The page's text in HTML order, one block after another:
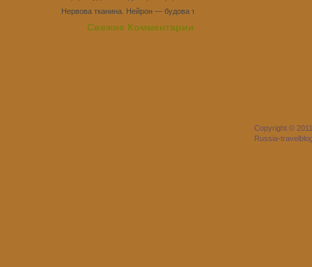
Нервова тканина. Нейрон — будова та функції
Тест Епітеліальні тканини
Свежие Комментарии
Copyright ©
Russia-